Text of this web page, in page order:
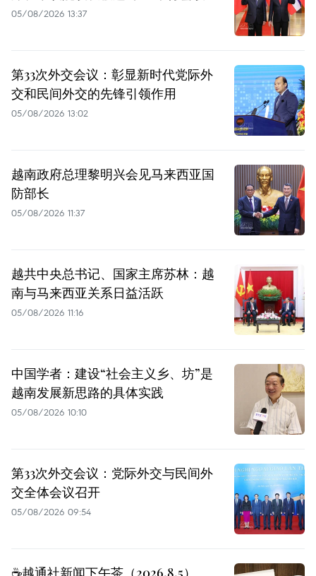
05/08/2026 13:37
第33次外交会议：彰显新时代党际外
交和民间外交的先锋引领作用
05/08/2026 13:02
越南政府总理黎明兴会见马来西亚国
防部长
05/08/2026 11:37
越共中央总书记、国家主席苏林：越
南与马来西亚关系日益活跃
05/08/2026 11:16
中国学者：建设“社会主义乡、坊”是
越南发展新思路的具体实践
05/08/2026 10:10
第33次外交会议：党际外交与民间外
交全体会议召开
05/08/2026 09:54
☕️越通社新闻下午茶（2026.8.5）